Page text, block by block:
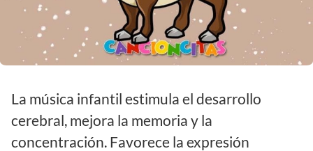
La música infantil estimula el desarrollo
cerebral, mejora la memoria y la
concentración. Favorece la expresión